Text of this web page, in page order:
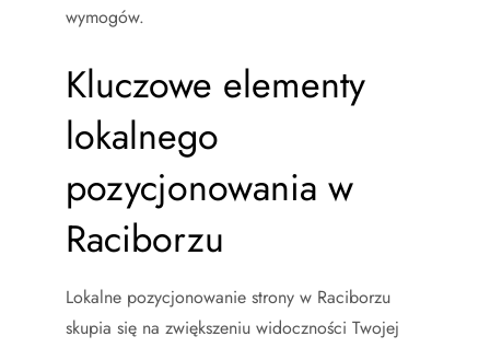
wymogów.
Kluczowe elementy
lokalnego
pozycjonowania w
Raciborzu
Lokalne pozycjonowanie strony w Raciborzu
skupia się na zwiększeniu widoczności Twojej